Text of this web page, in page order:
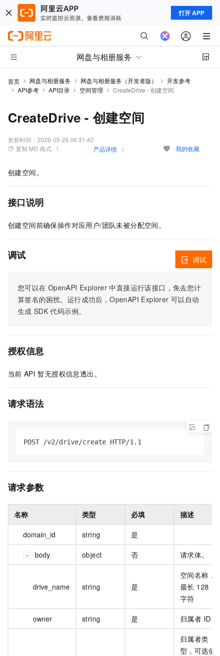
打开 APP
网盘与相册服务
首页 网盘与相册服务 网盘与相册服务（开发者版）
开发参考
API参考
API目录 空间管理 CreateDrive - 创建空间
CreateDrive - 创建空间
更新时间： 2026-05-26 06:31:42
复制 MD 格式
产品详情 我的收藏
创建空间。
接口说明
创建空间前确保操作对应用户/团队未被分配空间。
调试
您可以在 OpenAPI Explorer 中直接运行该接口，免去您计
算签名的困扰。运行成功后，OpenAPI Explorer 可以自动
生成 SDK 代码示例。
调试
授权信息
当前 API 暂无授权信息透出。
请求语法
POST /v2/drive/create HTTP/1.1
请求参数
名称 类型 必填 描述
domain_id string 是
body object 否 请求体。
drive_name string 是
空间名称，
最长 128
字符
owner string 是 归属者 ID
归属者类
型，可选值